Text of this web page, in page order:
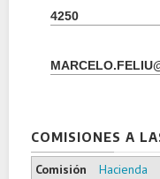
4250
COMISIONES A
Hacienda